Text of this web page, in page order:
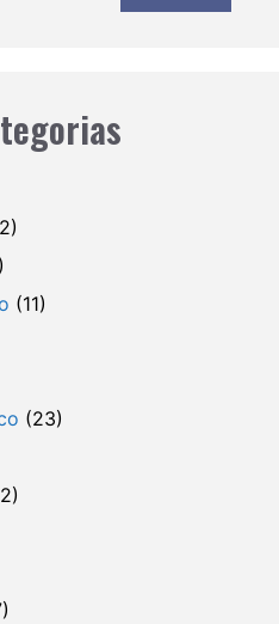
(11)
(23)